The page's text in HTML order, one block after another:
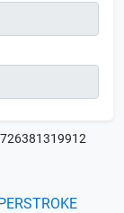
726381319912